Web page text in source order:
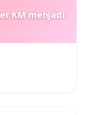
KM menjadi